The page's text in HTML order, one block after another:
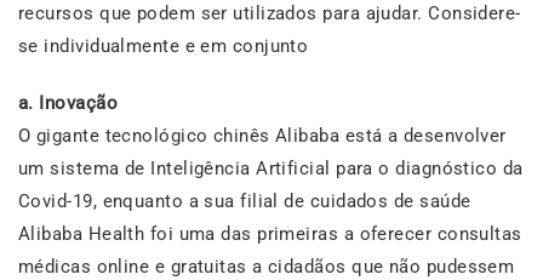
recursos que podem ser utilizados para ajudar. Considere-
se individualmente e em conjunto
a. Inovação
O gigante tecnológico chinês Alibaba está a desenvolver
um sistema de Inteligência Artificial para o diagnóstico da
Covid-19, enquanto a sua filial de cuidados de saúde
Alibaba Health foi uma das primeiras a oferecer consultas
médicas online e gratuitas a cidadãos que não pudessem